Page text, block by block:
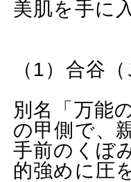
美肌を手に
（ 1）合谷
別名「万能
の甲側で、
手前のくぼ
的強めに圧